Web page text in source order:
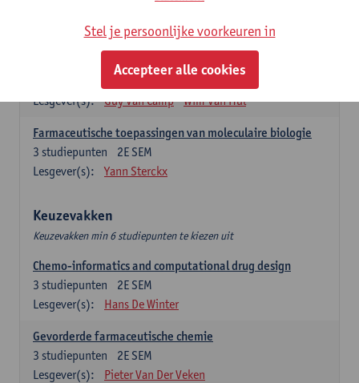
Lesgever(s):
Hans De Loof
Genetica en farmacogenetica
2E SEM
Lesgever(s):
Guy Van Camp Wim Van Hul
Farmaceutische toepassingen van moleculaire biologie
2E SEM
3 studiepunten
Lesgever(s):
Yann Sterckx
Keuzevakken
Keuzevakken min 6 studiepunten te kiezen uit
Chemo-informatics and computational drug design
2E SEM
3 studiepunten
Lesgever(s):
Hans De Winter
Gevorderde farmaceutische chemie
2E SEM
3 studiepunten
Lesgever(s):
Pieter Van Der Veken
Stel je persoonlijke voorkeuren in
Accepteer alle cookies